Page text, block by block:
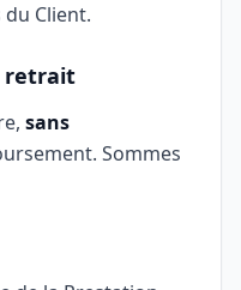
Client.
retrait
sans
Sommes